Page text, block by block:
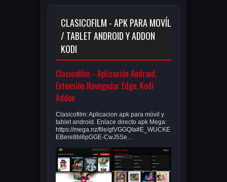
CLASICOFILM - APK PARA MOVÍL
/ TABLET ANDROID Y ADDON
KODI
Clasicofilm - Aplicación Android,
Extensión Navegador Edge, Kodi
Addon
Clasicofilm: Aplicacion apk para móvil y
tablet android. Enlace directo apk Mega:
https://mega.nz/file/gtVGGQIa#E_WUCKE
EBere8bl6pGGE-CwJ5Se...